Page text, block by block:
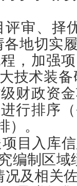
评审、择
地切实
，加强
技术装备
财政资
行排序
）。
项目入库
编制区
及相关